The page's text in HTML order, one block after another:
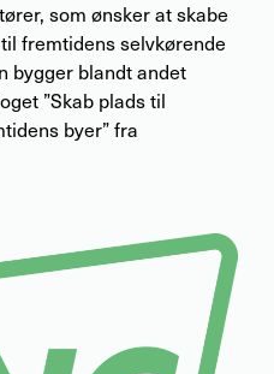
som ønsker at skabe
fremtidens selvkørende
bygger blandt andet
”Skab plads til
byer” fra